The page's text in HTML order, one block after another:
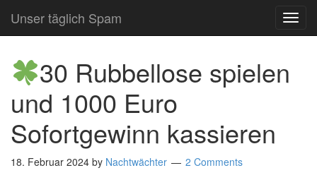
Unser täglich Spam
30 Rubbellose spielen
und 1000 Euro
Sofortgewinn kassieren
18. Februar 2024 by Nachtwächter 2 Comments